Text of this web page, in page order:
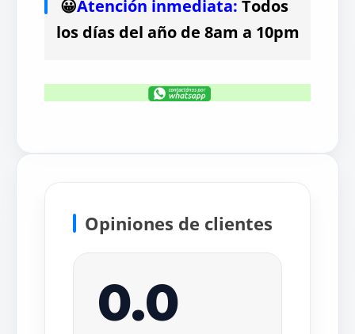
😀Atención inmediata: Todos
los días del año de 8am a 10pm
Opiniones de clientes
0.0
Escribir tu opinión